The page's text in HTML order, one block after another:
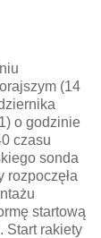
(14
o godzinie
czasu
sonda
rozpoczęła
startową
Start rakiety